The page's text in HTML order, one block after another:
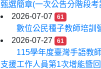
甄選簡章(一次公告分階段考
2026-07-07
61
數位公民種子教師培訓
2026-07-27
61
115學年度臺灣手語教
支援工作人員第1次增能暨